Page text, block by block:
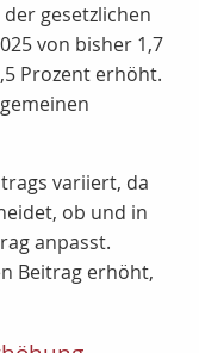
gesetzlichen
von bisher 1,7
Prozent erhöht.
variiert, da
ob und in
anpasst.
Beitrag erhöht,